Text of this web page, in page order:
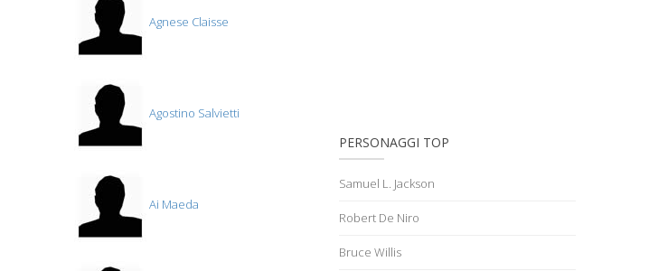
Agnese Claisse
Agostino Salvietti
Ai Maeda
PERSONAGGI TOP
Samuel L. Jackson
Robert De Niro
Bruce Willis